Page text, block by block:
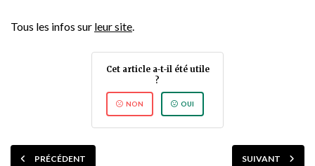
Tous les infos sur leur site.
Cet article a-t-il été utile
?
NON OUI
PRÉCÉDENT SUIVANT